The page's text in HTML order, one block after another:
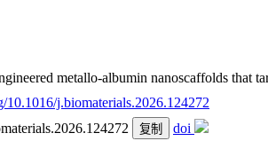
metallo-albumin nanoscaffolds that
10.1016/j.biomaterials.2026.124272
复制 doi